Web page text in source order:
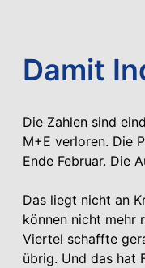
Damit
Die Zahlen sind
M+E verloren. Die
Ende Februar. Die
Das liegt nicht an
können nicht mehr
Viertel schaffte
übrig. Und das hat